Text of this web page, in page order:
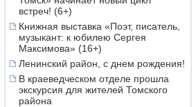
встреч! (6+)
Книжная выставка «Поэт, писатель,
музыкант: к юбилею Сергея
Максимова» (16+)
Ленинский район, с днем рождения!
В краеведческом отделе прошла
экскурсия для жителей Томского
района